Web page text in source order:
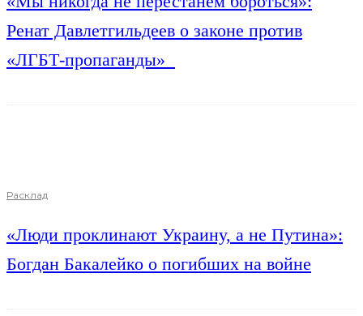
Ренат Давлетгильдеев о законе против
«ЛГБТ-пропаганды»
Расклад
«Люди проклинают Украину, а не Путина»:
Богдан Бакалейко о погибших на войне